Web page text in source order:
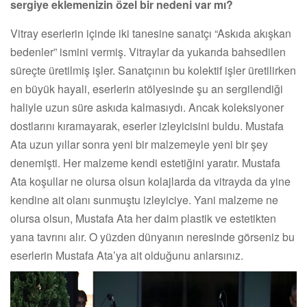
sergiye eklemenizin özel bir nedeni var mı?
Vitray eserlerin içinde iki tanesine sanatçı “Askıda akışkan
bedenler” ismini vermiş. Vitraylar da yukarıda bahsedilen
süreçte üretilmiş işler. Sanatçının bu kolektif işler üretilirken
en büyük hayali, eserlerin atölyesinde şu an sergilendiği
haliyle uzun süre askıda kalmasıydı. Ancak koleksiyoner
dostlarını kıramayarak, eserler izleyicisini buldu. Mustafa
Ata uzun yıllar sonra yeni bir malzemeyle yeni bir şey
denemişti. Her malzeme kendi estetiğini yaratır. Mustafa
Ata koşullar ne olursa olsun kolajlarda da vitrayda da yine
kendine ait olanı sunmuştu izleyiciye. Yani malzeme ne
olursa olsun, Mustafa Ata her daim plastik ve estetikten
yana tavrını alır. O yüzden dünyanın neresinde görseniz bu
eserlerin Mustafa Ata’ya ait olduğunu anlarsınız.